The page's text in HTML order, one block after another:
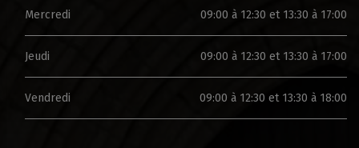
Mercredi 09:00 à 12:30 et 13:30 à 17:00
Jeudi 09:00 à 12:30 et 13:30 à 17:00
Vendredi 09:00 à 12:30 et 13:30 à 18:00